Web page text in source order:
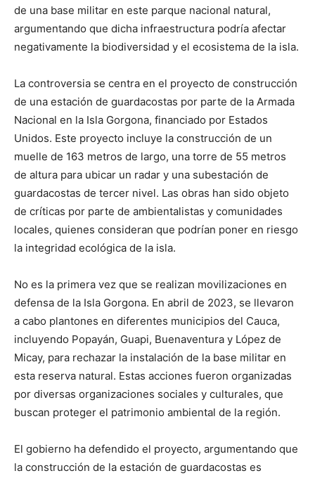
de una base militar en este parque nacional natural,
argumentando que dicha infraestructura podría afectar
negativamente la biodiversidad y el ecosistema de la isla.
La controversia se centra en el proyecto de construcción
de una estación de guardacostas por parte de la Armada
Nacional en la Isla Gorgona, financiado por Estados
Unidos. Este proyecto incluye la construcción de un
muelle de 163 metros de largo, una torre de 55 metros
de altura para ubicar un radar y una subestación de
guardacostas de tercer nivel. Las obras han sido objeto
de críticas por parte de ambientalistas y comunidades
locales, quienes consideran que podrían poner en riesgo
la integridad ecológica de la isla.
No es la primera vez que se realizan movilizaciones en
defensa de la Isla Gorgona. En abril de 2023, se llevaron
a cabo plantones en diferentes municipios del Cauca,
incluyendo Popayán, Guapi, Buenaventura y López de
Micay, para rechazar la instalación de la base militar en
esta reserva natural. Estas acciones fueron organizadas
por diversas organizaciones sociales y culturales, que
buscan proteger el patrimonio ambiental de la región.
El gobierno ha defendido el proyecto, argumentando que
la construcción de la estación de guardacostas es